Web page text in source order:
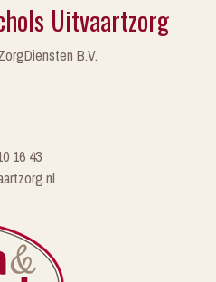
Uitvaartzorg
B.V.
16 43